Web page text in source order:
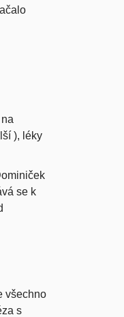
), léky
se k
všechno
s